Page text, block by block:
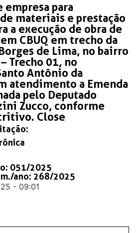
empresa para
materiais e prestação
a execução de obra de
CBUQ em trecho da
de Lima, no bairro
Trecho 01, no
Antônio da
atendimento a Emenda
pelo Deputado
Zucco, conforme
Close
051/2025
ano: 268/2025
- 09:01